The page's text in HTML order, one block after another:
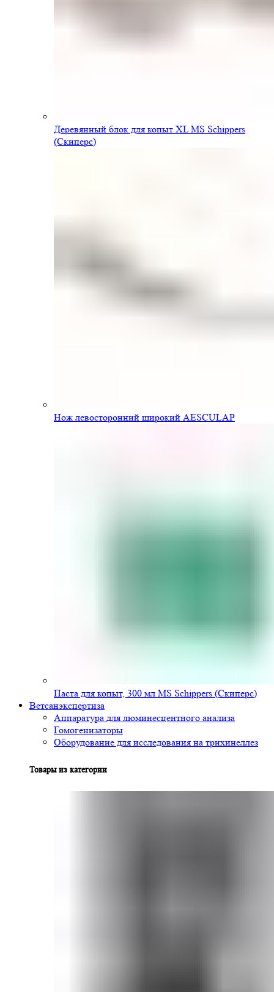
Деревянный блок для копыт XL MS Schippers
(Скиперс)
Нож левосторонний широкий AESCULAP
Паста для копыт, 300 мл MS Schippers (Скиперс)
Ветсанэкспертиза
Аппаратура для люминесцентного анализа
Гомогенизаторы
Оборудование для исследования на трихинеллез
Товары из категории